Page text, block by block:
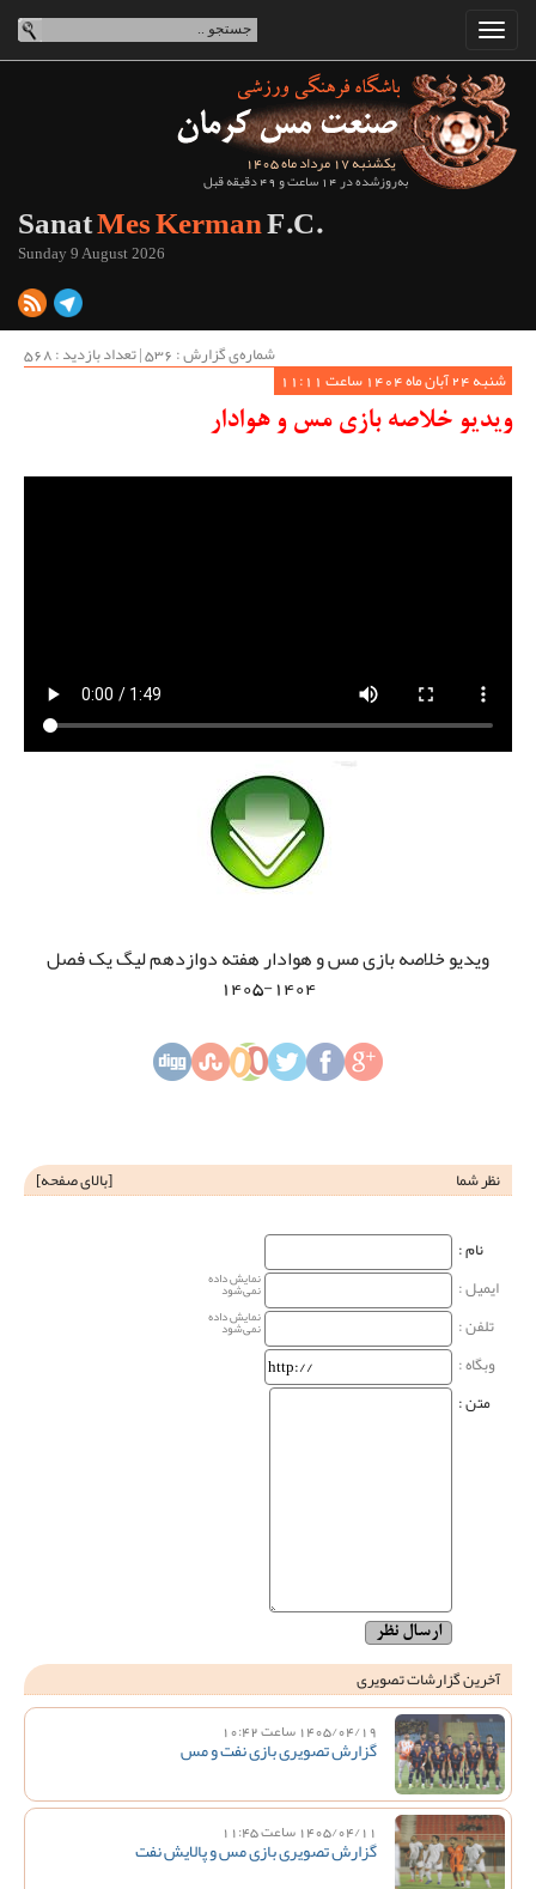
یکشنبه 17 مرداد ماه 1405
به‌روزشده در 14 ساعت و 49 دقیقه قبل
SanatMes KermanF.C.
Sunday 9 August 2026
شماره‌ی گزارش : ‌536 | تعداد بازدید : 568
شنبه 24 آبان ماه 1404 ساعت 11:11
ویدیو خلاصه بازی مس و هوادار
ویدیو خلاصه بازی مس و هوادار هفته دوازدهم لیگ یک فصل
1404-1405
نظر شما [بالای صفحه]
نام‌ :
ایمیل :
نمایش داده
نمی‌شود
تلفن : نمایش داده
نمی‌شود
وبگاه‌ :
متن :
آخرین گزارشات تصویری
1405/04/19 ساعت 10:42
گزارش تصویری بازی نفت و مس
1405/04/11 ساعت 11:45
گزارش تصویری بازی مس و پالایش نفت